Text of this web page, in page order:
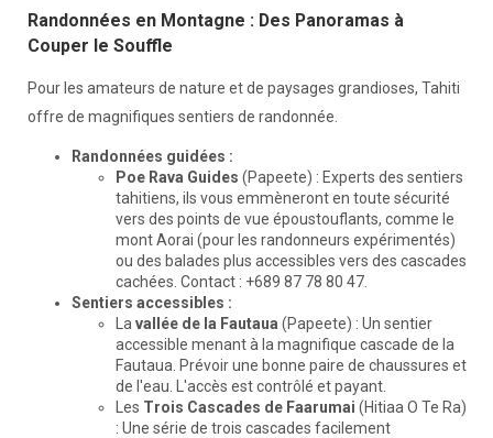
Randonnées en Montagne : Des Panoramas à
Couper le Souffle
Pour les amateurs de nature et de paysages grandioses, Tahiti
offre de magnifiques sentiers de randonnée.
Randonnées guidées :
Poe Rava Guides (Papeete) : Experts des sentiers
tahitiens, ils vous emmèneront en toute sécurité
vers des points de vue époustouflants, comme le
mont Aorai (pour les randonneurs expérimentés)
ou des balades plus accessibles vers des cascades
cachées. Contact : +689 87 78 80 47.
Sentiers accessibles :
La vallée de la Fautaua (Papeete) : Un sentier
accessible menant à la magnifique cascade de la
Fautaua. Prévoir une bonne paire de chaussures et
de l'eau. L'accès est contrôlé et payant.
Les Trois Cascades de Faarumai (Hitiaa O Te Ra)
: Une série de trois cascades facilement